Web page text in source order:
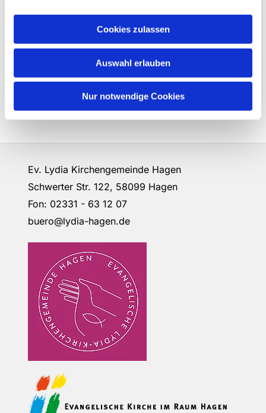
Cookies zulassen
Auswahl erlauben
Nur notwendige Cookies
Ev. Lydia Kirchengemeinde Hagen
Schwerter Str. 122, 58099 Hagen
Fon: 02331 - 63 12 07
buero@lydia-hagen.de